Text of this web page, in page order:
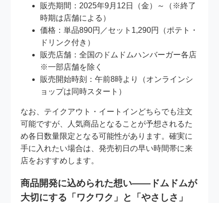
販売期間：2025年9月12日（金）～（※終了
時期は店舗による）
価格：単品890円／セット1,290円（ポテト・
ドリンク付き）
販売店舗：全国のドムドムハンバーガー各店
※一部店舗を除く
販売開始時刻：午前8時より（オンラインシ
ョップは同時スタート）
なお、テイクアウト・イートインどちらでも注文
可能ですが、人気商品となることが予想されるた
め各日数量限定となる可能性があります。確実に
手に入れたい場合は、発売初日の早い時間帯に来
店をおすすめします。
商品開発に込められた想い――ドムドムが
大切にする「ワクワク」と「やさしさ」